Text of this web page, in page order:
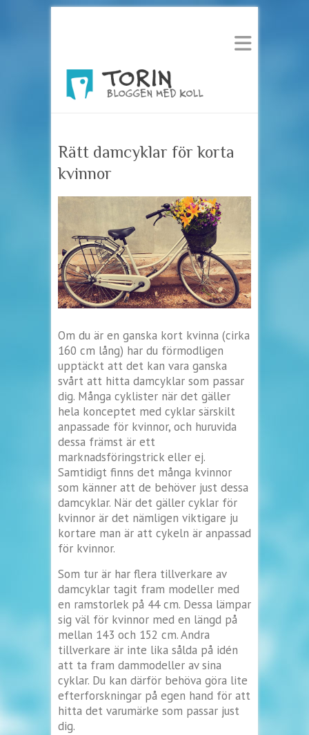
Rätt damcyklar för korta
kvinnor
Om du är en ganska kort kvinna (cirka
160 cm lång) har du förmodligen
upptäckt att det kan vara ganska
svårt att hitta damcyklar som passar
dig. Många cyklister när det gäller
hela konceptet med cyklar särskilt
anpassade för kvinnor, och huruvida
dessa främst är ett
marknadsföringstrick eller ej.
Samtidigt finns det många kvinnor
som känner att de behöver just dessa
damcyklar. När det gäller cyklar för
kvinnor är det nämligen viktigare ju
kortare man är att cykeln är anpassad
för kvinnor.
Som tur är har flera tillverkare av
damcyklar tagit fram modeller med
en ramstorlek på 44 cm. Dessa lämpar
sig väl för kvinnor med en längd på
mellan 143 och 152 cm. Andra
tillverkare är inte lika sålda på idén
att ta fram dammodeller av sina
cyklar. Du kan därför behöva göra lite
efterforskningar på egen hand för att
hitta det varumärke som passar just
dig.